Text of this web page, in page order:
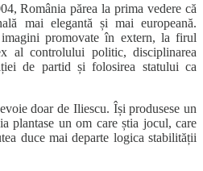
România părea la prima vedere că
mai elegantă și mai europeană.
promovate în extern, la firul
al controlului politic, disciplinarea
de partid și folosirea statului ca
doar de Iliescu. Își produsese un
plantase un om care știa jocul, care
duce mai departe logica stabilității